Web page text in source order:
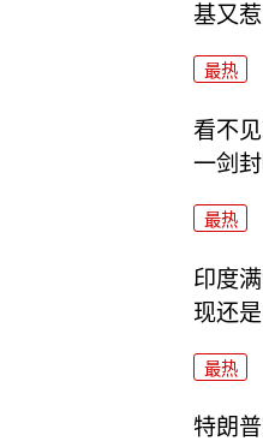
基又
最热
看不
一剑
最热
印度
现还是
最热
特朗